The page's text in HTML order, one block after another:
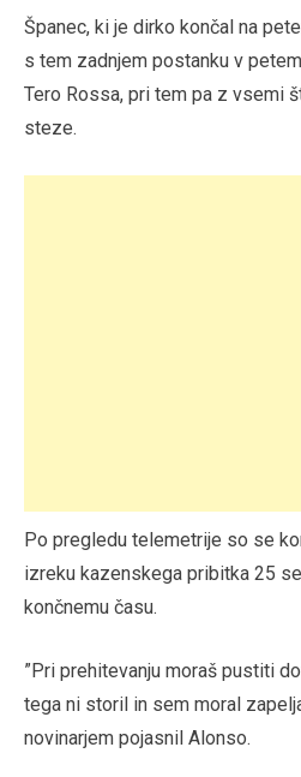
Španec, ki je dirko končal na
s tem zadnjem postanku v
Tero Rossa, pri tem pa z vsemi
steze.
Po pregledu telemetrije so se
izreku kazenskega pribitka 25
končnemu času.
”Pri prehitevanju moraš pustiti
tega ni storil in sem moral
novinarjem pojasnil Alonso.